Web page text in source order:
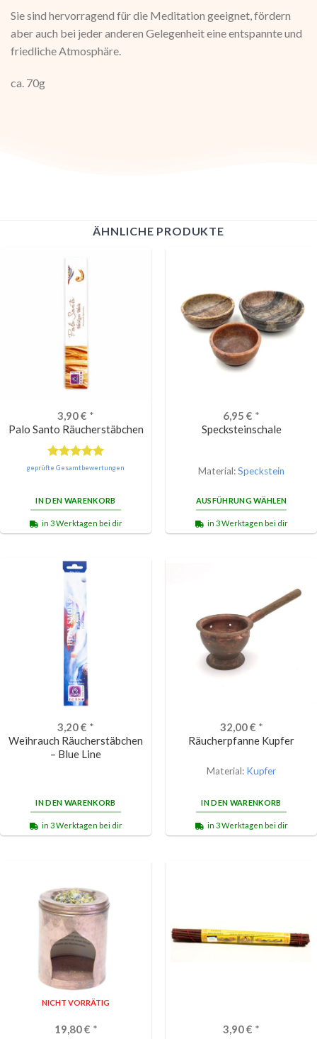
Sie sind hervorragend für die Meditation geeignet, fördern
aber auch bei jeder anderen Gelegenheit eine entspannte und
friedliche Atmosphäre.
ca. 70g
ÄHNLICHE PRODUKTE
3,90€ *
Palo Santo Räucherstäbchen
Bewertet
geprüfte Gesamtbewertungen
IN DEN WARENKORB
in 3 Werktagen bei dir
6,95 € *
Specksteinschale
Material:Speckstein
AUSFÜHRUNG WÄHLEN
in 3 Werktagen bei dir
3,20€ *
Weihrauch Räucherstäbchen
– Blue Line
IN DEN WARENKORB
in 3 Werktagen bei dir
32,00€ *
Räucherpfanne Kupfer
Material: Kupfer
IN DEN WARENKORB
in 3 Werktagen bei dir
NICHT VORRÄTIG
19,80€ *
3,90€ *